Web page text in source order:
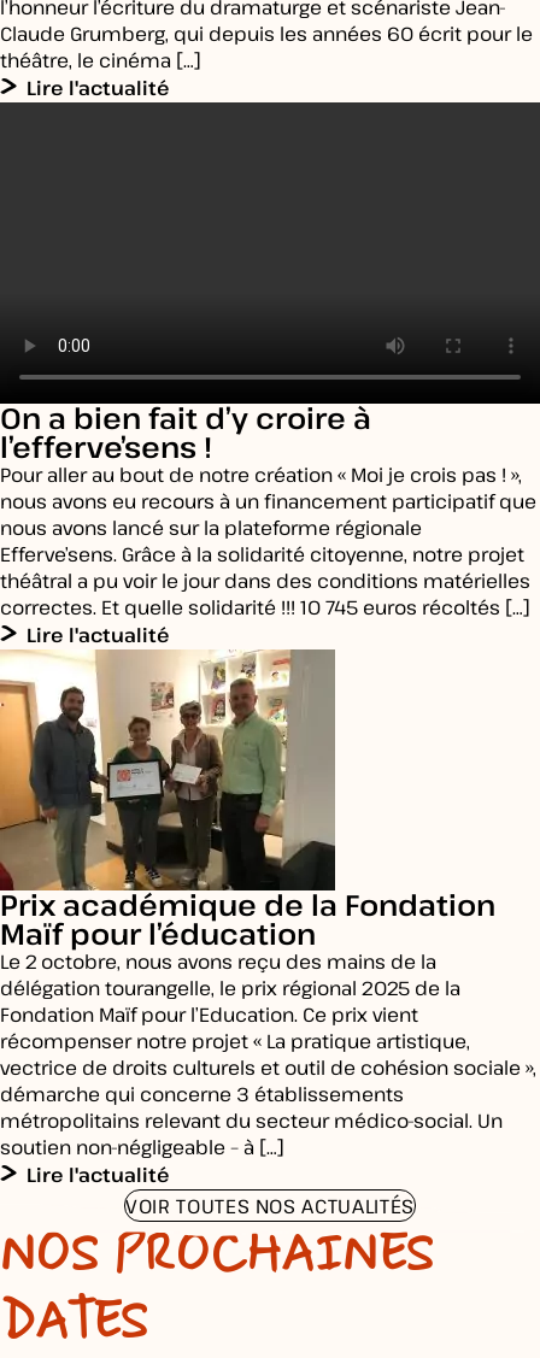
l’honneur l’écriture du dramaturge et scénariste Jean-
Claude Grumberg, qui depuis les années 60 écrit pour le
théâtre, le cinéma […]
Lire l'actualité
On a bien fait d’y croire à
l’efferve’sens !
Pour aller au bout de notre création « Moi je crois pas ! »,
nous avons eu recours à un financement participatif que
nous avons lancé sur la plateforme régionale
Efferve’sens. Grâce à la solidarité citoyenne, notre projet
théâtral a pu voir le jour dans des conditions matérielles
correctes. Et quelle solidarité !!! 10 745 euros récoltés […]
Lire l'actualité
Prix académique de la Fondation
Maïf pour l’éducation
Le 2 octobre, nous avons reçu des mains de la
délégation tourangelle, le prix régional 2025 de la
Fondation Maïf pour l’Education. Ce prix vient
récompenser notre projet « La pratique artistique,
vectrice de droits culturels et outil de cohésion sociale »,
démarche qui concerne 3 établissements
métropolitains relevant du secteur médico-social. Un
soutien non-négligeable – à […]
Lire l'actualité
VOIR TOUTES NOS ACTUALITÉS
NOS PROCHAINES
DATES